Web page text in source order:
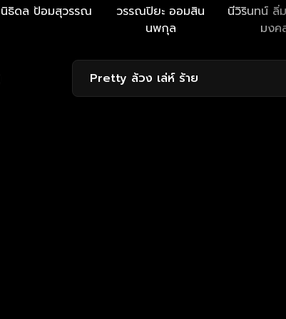
นิธิดล ป้อมสุวรรณ
วรรณปิยะ ออมสิน
นพกุล
นีวิรินทน์ ลิ่
มงค
Pretty ล้วง เล่ห์ ร้าย